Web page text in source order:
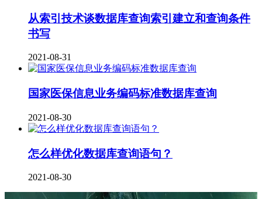
从索引技术谈数据库查询索引建立和查询条件
书写
2021-08-31
国家医保信息业务编码标准数据库查询
2021-08-30
怎么样优化数据库查询语句？
2021-08-30